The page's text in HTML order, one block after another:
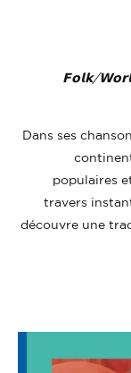
𝗙𝗼𝗹𝗸/
Dans ses
populaires
travers
découvre une